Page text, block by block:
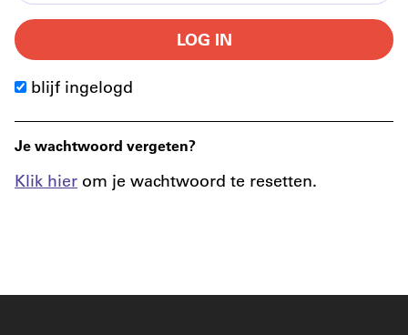
LOG IN
blijf ingelogd
Je wachtwoord vergeten?
Klik hier om je wachtwoord te resetten.